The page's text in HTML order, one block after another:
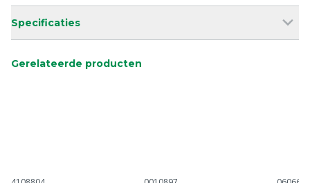
Specificaties
Gerelateerde producten